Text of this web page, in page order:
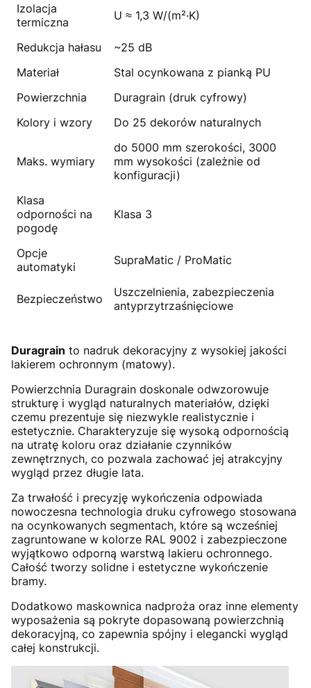
Izolacja
termiczna
U ≈ 1,3 W/(m²·K)
Redukcja hałasu
~25 dB
Materiał
Stal ocynkowana z pianką PU
Powierzchnia
Duragrain (druk cyfrowy)
Kolory i wzory
Do 25 dekorów naturalnych
Maks. wymiary
do 5000 mm szerokości, 3000
mm wysokości (zależnie od
konfiguracji)
Klasa
odporności na
pogodę
Klasa 3
Opcje
automatyki
SupraMatic / ProMatic
Bezpieczeństwo
Uszczelnienia, zabezpieczenia
antyprzytrzaśnięciowe
Duragrain to nadruk dekoracyjny z wysokiej jakości
lakierem ochronnym (matowy).
Powierzchnia Duragrain doskonale odwzorowuje
strukturę i wygląd naturalnych materiałów, dzięki
czemu prezentuje się niezwykle realistycznie i
estetycznie. Charakteryzuje się wysoką odpornością
na utratę koloru oraz działanie czynników
zewnętrznych, co pozwala zachować jej atrakcyjny
wygląd przez długie lata.
Za trwałość i precyzję wykończenia odpowiada
nowoczesna technologia druku cyfrowego stosowana
na ocynkowanych segmentach, które są wcześniej
zagruntowane w kolorze RAL 9002 i zabezpieczone
wyjątkowo odporną warstwą lakieru ochronnego.
Całość tworzy solidne i estetyczne wykończenie
bramy.
Dodatkowo maskownica nadproża oraz inne elementy
wyposażenia są pokryte dopasowaną powierzchnią
dekoracyjną, co zapewnia spójny i elegancki wygląd
całej konstrukcji.